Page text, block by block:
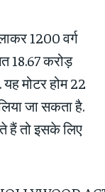
1200 वर्ग
18.67 करोड़
मोटर होम 22
जा सकता है.
हैं तो इसके लिए